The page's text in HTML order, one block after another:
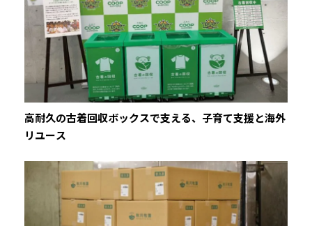
高耐久の古着回収ボックスで支える、子育て支援と海外
リユース